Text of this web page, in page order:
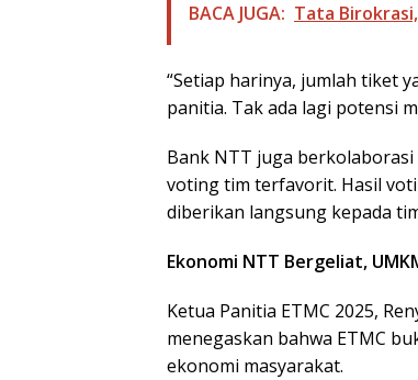
BACA JUGA: Tata
“Setiap harinya, jumlah tiket
panitia. Tak ada lagi potensi
Bank NTT juga
voting tim terfavorit. Hasil
diberikan langsung kepada
Ekonomi NTT Bergeliat,
Ketua Panitia ETMC 2025,
menegaskan bahwa ETMC
ekonomi masyarakat.